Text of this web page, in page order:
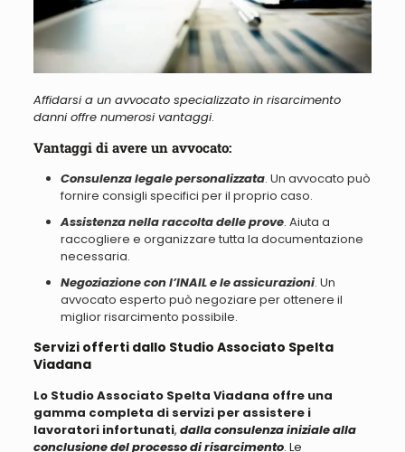
Affidarsi a un avvocato specializzato in risarcimento
danni offre numerosi vantaggi.
Vantaggi di avere un avvocato:
Consulenza legale personalizzata. Un avvocato può
fornire consigli specifici per il proprio caso.
Assistenza nella raccolta delle prove. Aiuta a
raccogliere e organizzare tutta la documentazione
necessaria.
Negoziazione con l’INAIL e le assicurazioni. Un
avvocato esperto può negoziare per ottenere il
miglior risarcimento possibile.
Servizi offerti dallo Studio Associato Spelta
Viadana
Lo Studio Associato Spelta Viadana offre una
gamma completa di servizi per assistere i
lavoratori infortunati, dalla consulenza iniziale alla
conclusione del processo di risarcimento. Le